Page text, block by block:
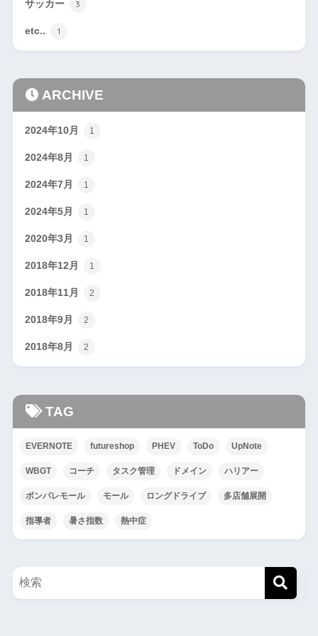
サッカー 3
etc.. 1
ARCHIVE
2024年10月 1
2024年8月 1
2024年7月 1
2024年5月 1
2020年3月 1
2018年12月 1
2018年11月 2
2018年9月 2
2018年8月 2
TAG
EVERNOTE futureshop PHEV ToDo UpNote
WBGT コーチ タスク管理 ドメイン ハリアー
ポンパレモール モール ロングドライブ 多店舗展開
指導者 暑さ指数 熱中症